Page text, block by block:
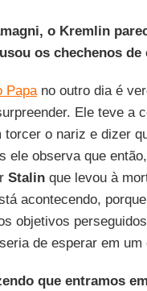
o Kremlin
os chechenos
Papano outro dia é
Ele teve a
torcer o nariz e dizer
ele observa que
Stalinque levou à
acontecendo,
objetivos
de esperar em
que entramos